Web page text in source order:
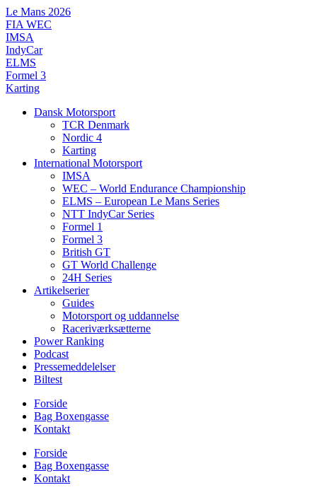
Videre
til
indhold
Le Mans 2026
FIA WEC
IMSA
IndyCar
ELMS
Formel 3
Karting
Dansk Motorsport
TCR Denmark
Nordic 4
Karting
International Motorsport
IMSA
WEC – World Endurance Championship
ELMS – European Le Mans Series
NTT IndyCar Series
Formel 1
Formel 3
British GT
GT World Challenge
24H Series
Artikelserier
Guides
Motorsport og uddannelse
Raceriværksætterne
Power Ranking
Podcast
Pressemeddelelser
Biltest
Forside
Bag Boxengasse
Kontakt
Forside
Bag Boxengasse
Kontakt